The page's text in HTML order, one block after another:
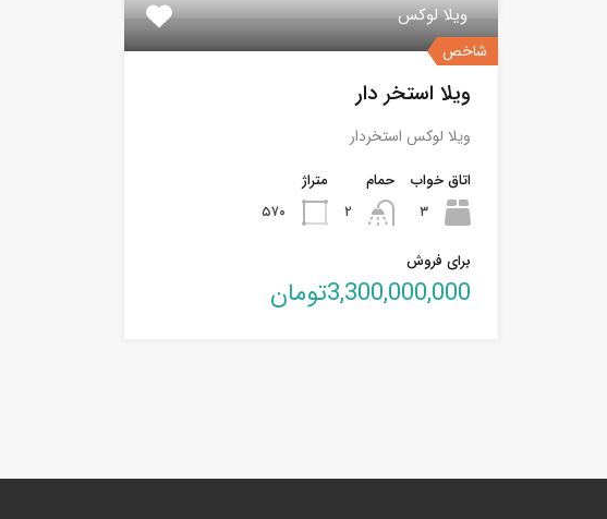
شاخص
ویلا لوکس
ویلا استخر دار
ویلا لوکس استخردار
اتاق خواب
۳
حمام
۲
متراژ
۵۷۰
برای فروش
3,300,000,000تومان